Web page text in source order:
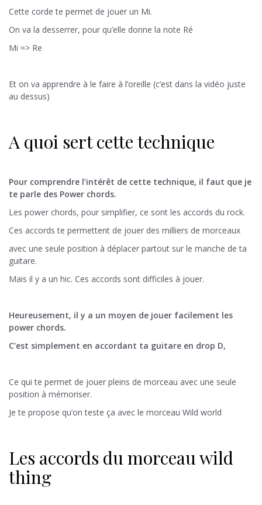
Cette corde te permet de jouer un Mi.
On va la desserrer, pour qu’elle donne la note Ré
Mi => Re
Et on va apprendre à le faire à l’oreille (c’est dans la vidéo juste
au dessus)
A quoi sert cette technique
Pour comprendre l’intérêt de cette technique, il faut que je
te parle des Power chords.
Les power chords, pour simplifier, ce sont les accords du rock.
Ces accords te permettent de jouer des milliers de morceaux
avec une seule position à déplacer partout sur le manche de ta
guitare.
Mais il y a un hic. Ces accords sont difficiles à jouer.
Heureusement, il y a un moyen de jouer facilement les
power chords.
C’est simplement en accordant ta guitare en drop D,
Ce qui te permet de jouer pleins de morceau avec une seule
position à mémoriser.
Je te propose qu’on teste ça avec le morceau Wild world
Les accords du morceau wild
thing